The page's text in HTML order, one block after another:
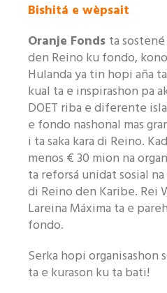
Bishitá e wèpsait
Oranje Fonds ta
den Reino ku fondo,
Hulanda ya tin hopi aña
kual ta e inspirashon pa
DOET riba e diferente
e fondo nashonal mas
i ta saka kara di Reino.
menos € 30 mion na
ta reforsá unidat sosial
di Reino den Karibe. Rei
Lareina Máxima ta e
fondo.
Serka hopi organisashon
ta e kurason ku ta bati!